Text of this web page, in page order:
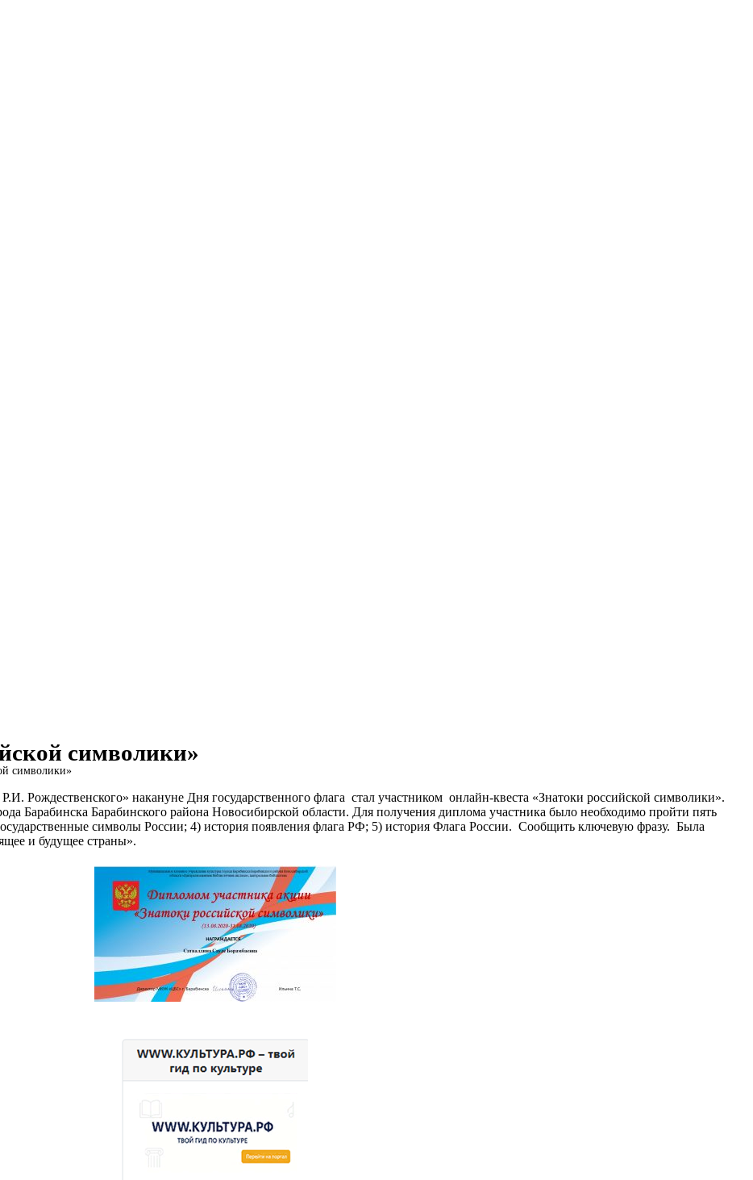
символики»
символики»
накануне Дня государственного флага стал участником онлайн-квеста «Знатоки российской символики».
Барабинска Барабинского района Новосибирской области. Для получения диплома участника было необходимо пройти пять
символы России; 4) история появления флага РФ; 5) история Флага России. Сообщить ключевую фразу. Была
и будущее страны».